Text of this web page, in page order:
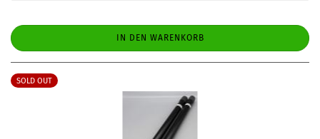
IN DEN WARENKORB
SOLD OUT